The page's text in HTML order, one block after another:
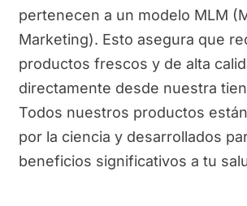
pertenecen a un modelo MLM
Marketing). Esto asegura que
productos frescos y de alta
directamente desde nuestra
Todos nuestros productos
por la ciencia y desarrollados
beneficios significativos a tu